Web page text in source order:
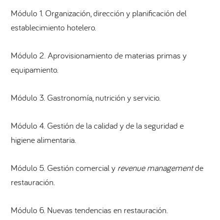
Módulo 1. Organización, dirección y planificación del
establecimiento hotelero.
Módulo 2. Aprovisionamiento de materias primas y
equipamiento.
Módulo 3. Gastronomía, nutrición y servicio.
Módulo 4. Gestión de la calidad y de la seguridad e
higiene alimentaria.
Módulo 5. Gestión comercial y revenue managementde
restauración.
Módulo 6. Nuevas tendencias en restauración.